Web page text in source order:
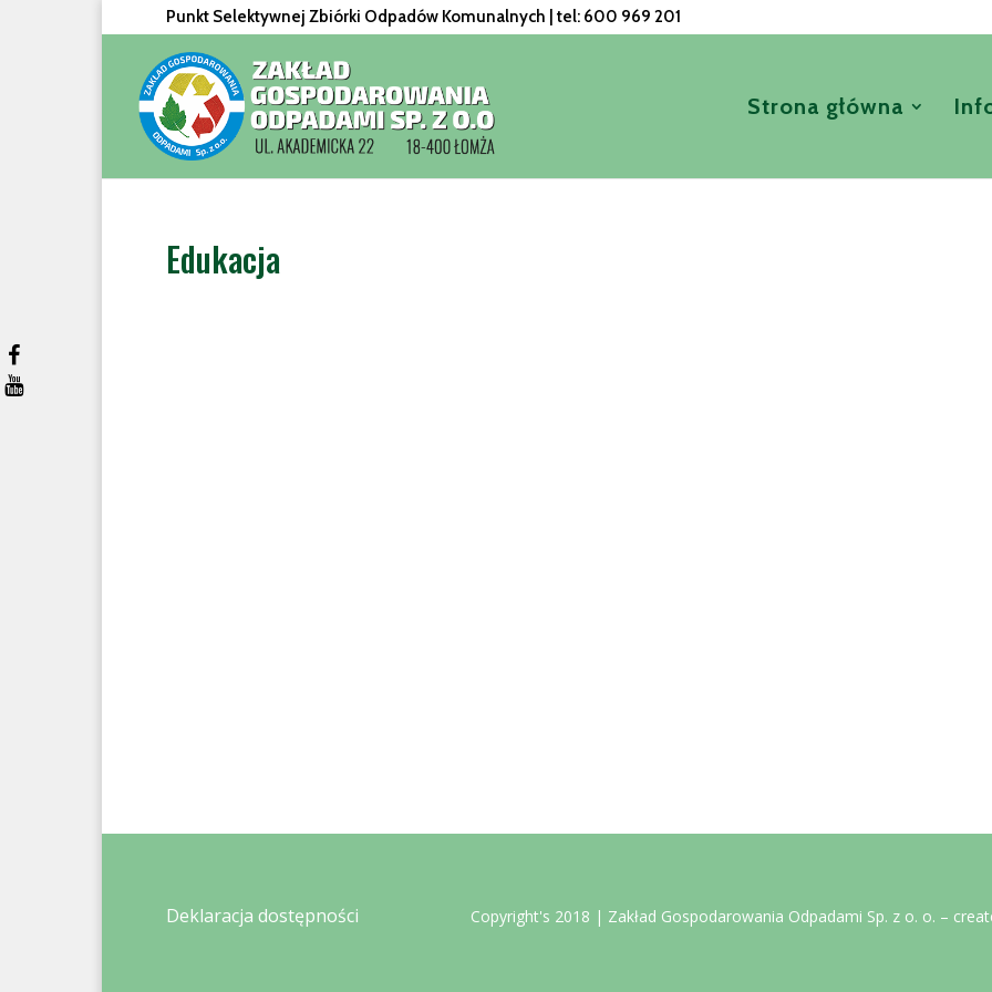
Punkt Selektywnej Zbiórki Odpadów Komunalnych | tel: 600 969 201
Strona główna
Edukacja
Deklaracja dostępności Copyright's 2018 | Zakład Gospodarowania Odpadami Sp. z o. o. –